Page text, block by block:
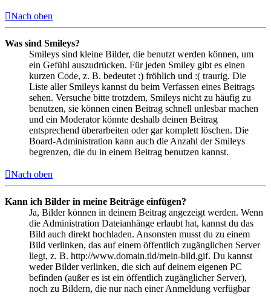
Nach oben
Was sind Smileys?
Smileys sind kleine Bilder, die benutzt werden können, um
ein Gefühl auszudrücken. Für jeden Smiley gibt es einen
kurzen Code, z. B. bedeutet :) fröhlich und :( traurig. Die
Liste aller Smileys kannst du beim Verfassen eines Beitrags
sehen. Versuche bitte trotzdem, Smileys nicht zu häufig zu
benutzen, sie können einen Beitrag schnell unlesbar machen
und ein Moderator könnte deshalb deinen Beitrag
entsprechend überarbeiten oder gar komplett löschen. Die
Board-Administration kann auch die Anzahl der Smileys
begrenzen, die du in einem Beitrag benutzen kannst.
Nach oben
Kann ich Bilder in meine Beiträge einfügen?
Ja, Bilder können in deinem Beitrag angezeigt werden. Wenn
die Administration Dateianhänge erlaubt hat, kannst du das
Bild auch direkt hochladen. Ansonsten musst du zu einem
Bild verlinken, das auf einem öffentlich zugänglichen Server
liegt, z. B. http://www.domain.tld/mein-bild.gif. Du kannst
weder Bilder verlinken, die sich auf deinem eigenen PC
befinden (außer es ist ein öffentlich zugänglicher Server),
noch zu Bildern, die nur nach einer Anmeldung verfügbar